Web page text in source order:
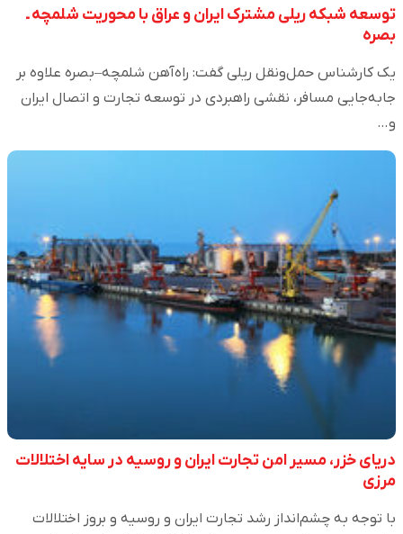
توسعه شبکه ریلی مشترک ایران و عراق با محوریت شلمچه ـ
بصره
یک کارشناس حمل‌ونقل ریلی گفت: راه‌آهن شلمچه–بصره علاوه بر
جابه‌جایی مسافر، نقشی راهبردی در توسعه تجارت و اتصال ایران
و…
دریای خزر، مسیر امن تجارت ایران و روسیه در سایه اختلالات
مرزی
با توجه به چشم‌انداز رشد تجارت ایران و روسیه و بروز اختلالات